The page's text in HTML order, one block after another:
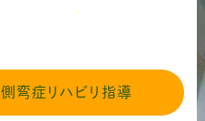
側弯症リハビリ指導